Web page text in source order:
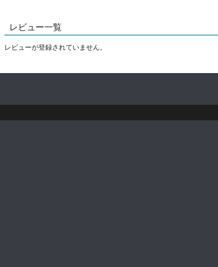
レビュー一覧
レビューが登録されていません。